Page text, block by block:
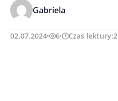
Gabriela
02.07.2024 6 Czas lektury:2